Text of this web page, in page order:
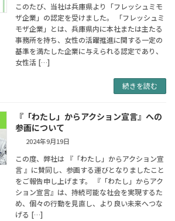
このたび、当社は兵庫県より「フレッシュミモ
ザ企業」の認定を受けました。​ 「フレッシュミ
モザ企業」とは、兵庫県内に本社または主たる
事務所を持ち、女性の活躍推進に関する一定の
基準を満たした企業に与えられる認定であり、
女性活 […]
続きを読む
『「わたし」からアクション宣言』への
参画について
2024年9月19日
この度、弊社は 『「わたし」からアクション宣
言 』に賛同し、参画する運びとなりましたこと
をご報告申し上げます。 『「わたし」からアク
ション宣言』は、持続可能な社会を実現するた
め、個々の行動を見直し、より良い未来へつな
げる […]